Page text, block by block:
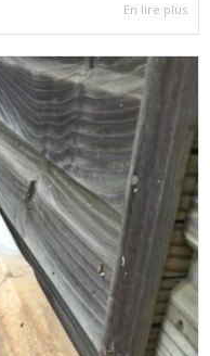
En lire plus